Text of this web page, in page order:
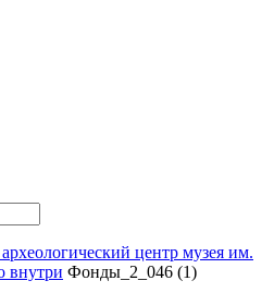
центр музея им.
внутри Фонды_2_046 (1)